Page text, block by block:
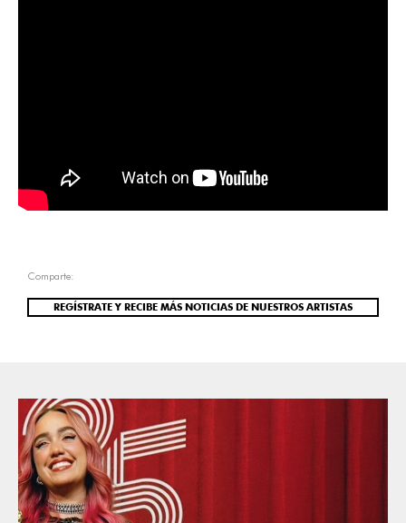
Comparte:
REGÍSTRATE Y RECIBE MÁS NOTICIAS DE NUESTROS ARTISTAS